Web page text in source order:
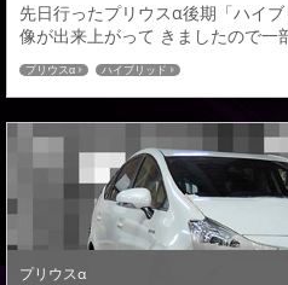
先日行ったプリウスα後期「ハイ
像が出来上がって きましたので一
ＰＲＩＵＳα後期 ＨＹＩＢＲＩＤ
よにホームページ「フォトギャラ
しみにしていてください。今回の
発売時期、価格等の詳細につきま
いただきますので皆さまどうぞよ...
プリウスα ハイブリッド
プリウスα